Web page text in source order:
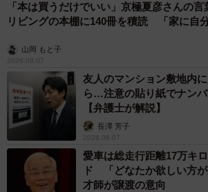
「本は買うだけでいい」京極夏彦さんの
リビングの本棚に140冊を積読 「家に自
山岡 もと子
2026.08.07
友人のマンション敷地内
ら…注意の貼り紙でナン
【弁護士が解説】
長澤 芳子
2026.08.07
愛車は総走行距離17万キ
ド 「どなたか欲しい方
才師が譲渡の意向